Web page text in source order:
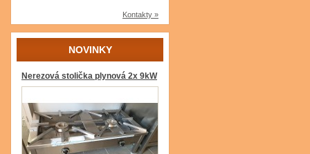
Kontakty »
NOVINKY
Nerezová stolička plynová 2x 9kW